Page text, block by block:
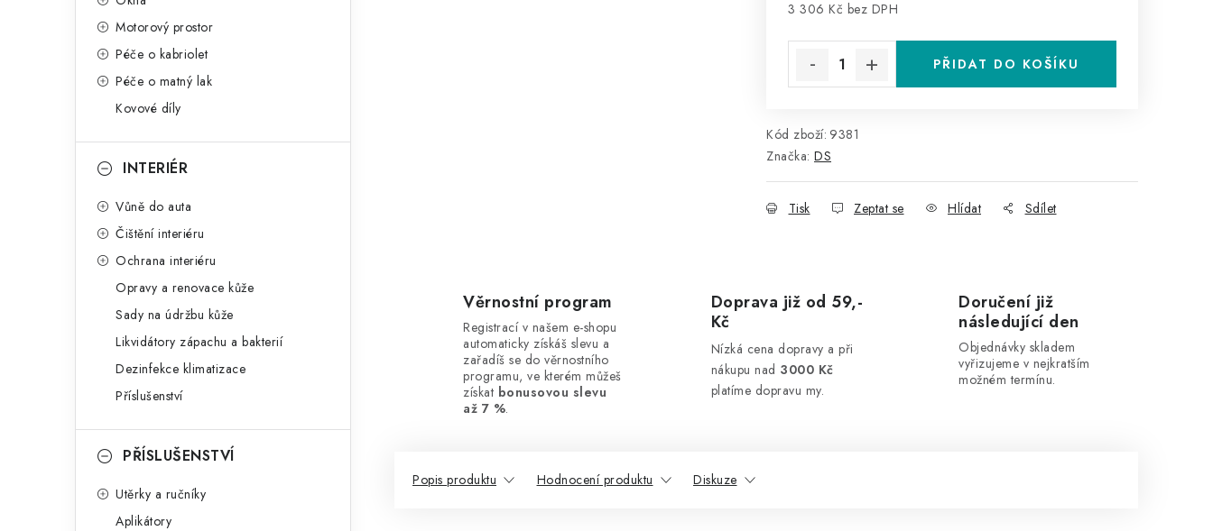
Motorový prostor
Péče o kabriolet
Péče o matný lak
Kovové díly
INTERIÉR
Vůně do auta
Čištění interiéru
Ochrana interiéru
Opravy a renovace kůže
Sady na údržbu kůže
Likvidátory zápachu a bakterií
Dezinfekce klimatizace
Příslušenství
PŘÍSLUŠENSTVÍ
Utěrky a ručníky
Aplikátory
3 306 Kč bez DPH
PŘIDAT DO KOŠÍKU
Kód zboží: 9381
Značka: DS
Tisk Zeptat se Hlídat Sdílet
Věrnostní program
Registrací v našem e-shopu
automaticky získáš slevu a
zařadíš se do věrnostního
programu, ve kterém můžeš
získat bonusovou slevu
až 7 %.
Doprava již od 59,-
Kč
Nízká cena dopravy a při
nákupu nad 3000 Kč
platíme dopravu my.
Doručení již
následující den
Objednávky skladem
vyřizujeme v nejkratším
možném termínu.
Popis produktu Hodnocení produktu Diskuze